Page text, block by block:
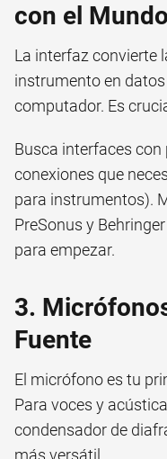
con el
La interfaz convierte
instrumento en
computador. Es
Busca interfaces
conexiones que
para instrumentos).
PreSonus y
para empezar.
3.
Fuente
El micrófono es tu
Para voces y
condensador de
más versátil.